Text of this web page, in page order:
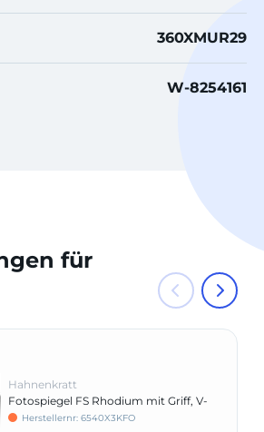
360XMUR29
W-8254161
für
Hahnenkratt
Fotospiegel FS Rhodium mit Griff, V-
förmig
Herstellernr: 6540X3KFO